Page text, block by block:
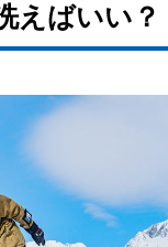
えばいい？